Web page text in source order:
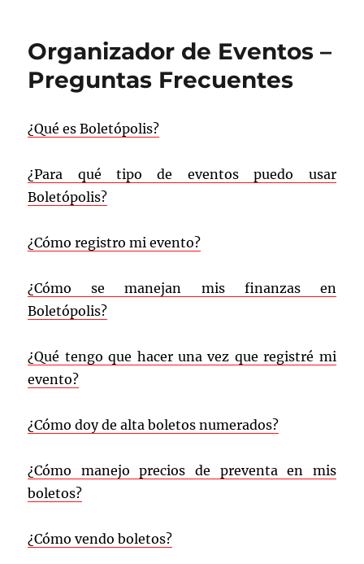
o
o
k
rt
ir
Organizador de Eventos –
Preguntas Frecuentes
¿Qué es Boletópolis?
¿Para qué tipo de eventos puedo usar
Boletópolis?
¿Cómo registro mi evento?
¿Cómo se manejan mis finanzas en
Boletópolis?
¿Qué tengo que hacer una vez que registré mi
evento?
¿Cómo doy de alta boletos numerados?
¿Cómo manejo precios de preventa en mis
boletos?
¿Cómo vendo boletos?